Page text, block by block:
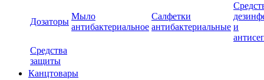
Дозаторы
Мыло
антибактериальное
Салфетки
антибактериальные и
Средства
защиты
Канцтовары